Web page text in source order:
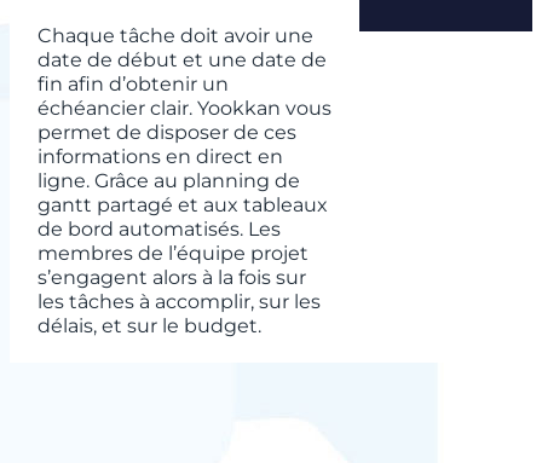
Chaque tâche doit avoir une
date de début et une date de
fin afin d’obtenir un
échéancier clair. Yookkan vous
permet de disposer de ces
informations en direct en
ligne. Grâce au planning de
gantt partagé et aux tableaux
de bord automatisés. Les
membres de l’équipe projet
s’engagent alors à la fois sur
les tâches à accomplir, sur les
délais, et sur le budget.